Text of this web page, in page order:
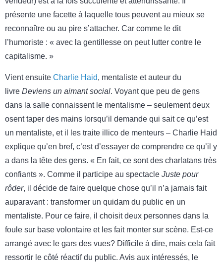
présente une facette à laquelle tous peuvent au mieux se
reconnaître ou au pire s’attacher. Car comme le dit
l’humoriste : « avec la gentillesse on peut lutter contre le
capitalisme. »
Vient ensuite Charlie Haid, mentaliste et auteur du
livre Deviens un aimant social. Voyant que peu de gens
dans la salle connaissent le mentalisme – seulement deux
osent taper des mains lorsqu’il demande qui sait ce qu’est
un mentaliste, et il les traite illico de menteurs – Charlie Haid
explique qu’en bref, c’est d’essayer de comprendre ce qu’il y
a dans la tête des gens. « En fait, ce sont des charlatans très
confiants ». Comme il participe au spectacle Juste pour
rôder, il décide de faire quelque chose qu’il n’a jamais fait
auparavant : transformer un quidam du public en un
mentaliste. Pour ce faire, il choisit deux personnes dans la
foule sur base volontaire et les fait monter sur scène. Est-ce
arrangé avec le gars des vues? Difficile à dire, mais cela fait
ressortir le côté réactif du public. Avis aux intéressés, le